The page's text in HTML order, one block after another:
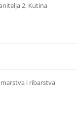
2, Kutina
i ribarstva